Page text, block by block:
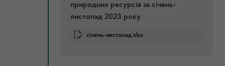
природних ресурсів за січень-
листопад 2023 року
січень-листопад.xlsx